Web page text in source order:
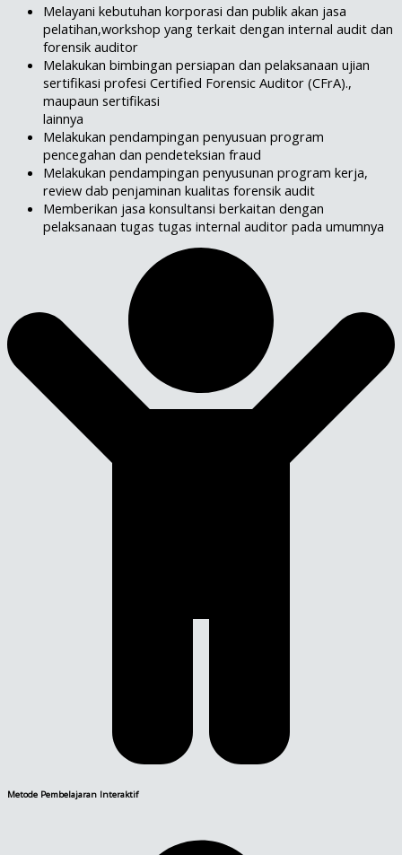
Melayani kebutuhan korporasi dan publik akan jasa
pelatihan,workshop yang terkait dengan internal audit dan
forensik auditor
Melakukan bimbingan persiapan dan pelaksanaan ujian
sertifikasi profesi Certified Forensic Auditor (CFrA).,
maupaun sertifikasi
lainnya
Melakukan pendampingan penyusuan program
pencegahan dan pendeteksian fraud
Melakukan pendampingan penyusunan program kerja,
review dab penjaminan kualitas forensik audit
Memberikan jasa konsultansi berkaitan dengan
pelaksanaan tugas tugas internal auditor pada umumnya
Metode Pembelajaran Interaktif